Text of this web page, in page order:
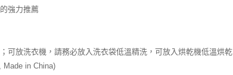
強力推薦
可放洗衣機，請務必放入洗衣袋低溫精洗，可放入烘乾機低溫烘乾
Made in China)